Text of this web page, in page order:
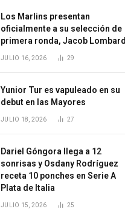
Los Marlins presentan
oficialmente a su selección de
primera ronda, Jacob Lombard
JULIO 16, 2026 29
Yunior Tur es vapuleado en su
debut en las Mayores
JULIO 18, 2026 27
Dariel Góngora llega a 12
sonrisas y Osdany Rodríguez
receta 10 ponches en Serie A
Plata de Italia
JULIO 15, 2026 25